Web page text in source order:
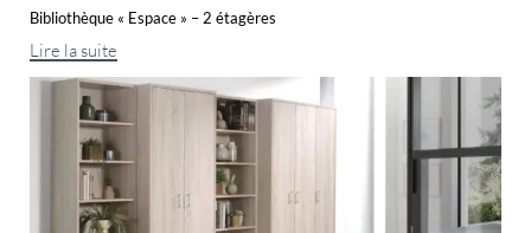
Bibliothèque « Espace » – 2 étagères
Lire la suite